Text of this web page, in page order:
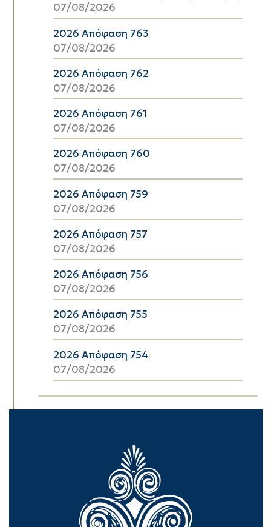
07/08/2026
2026 Απόφαση 763
07/08/2026
2026 Απόφαση 762
07/08/2026
2026 Απόφαση 761
07/08/2026
2026 Απόφαση 760
07/08/2026
2026 Απόφαση 759
07/08/2026
2026 Απόφαση 757
07/08/2026
2026 Απόφαση 756
07/08/2026
2026 Απόφαση 755
07/08/2026
2026 Απόφαση 754
07/08/2026